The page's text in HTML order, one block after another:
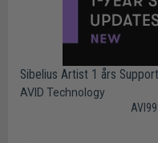
Sibelius Artist 1 års
AVID Technology